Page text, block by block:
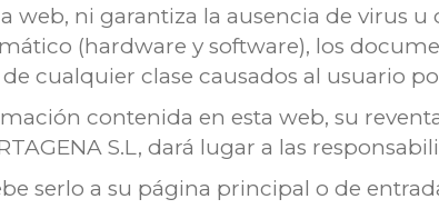
web, ni garantiza la ausencia de virus
(hardware y software), los
cualquier clase causados al usuario
contenida en esta web, su
S.L, dará lugar a las
serlo a su página principal o de